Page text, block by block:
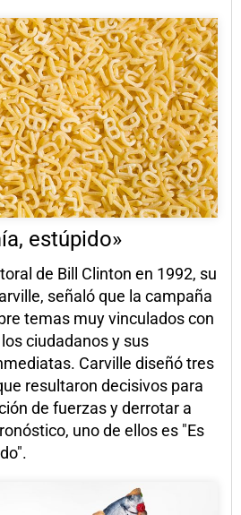
estúpido»
de Bill Clinton en 1992, su
señaló que la campaña
temas muy vinculados con
ciudadanos y sus
Carville diseñó tres
resultaron decisivos para
de fuerzas y derrotar a
uno de ellos es "Es